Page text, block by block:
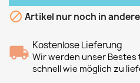
 Artikel nur noch in
Kostenlose Lieferung
Wir werden unser Bestes
schnell wie möglich zu